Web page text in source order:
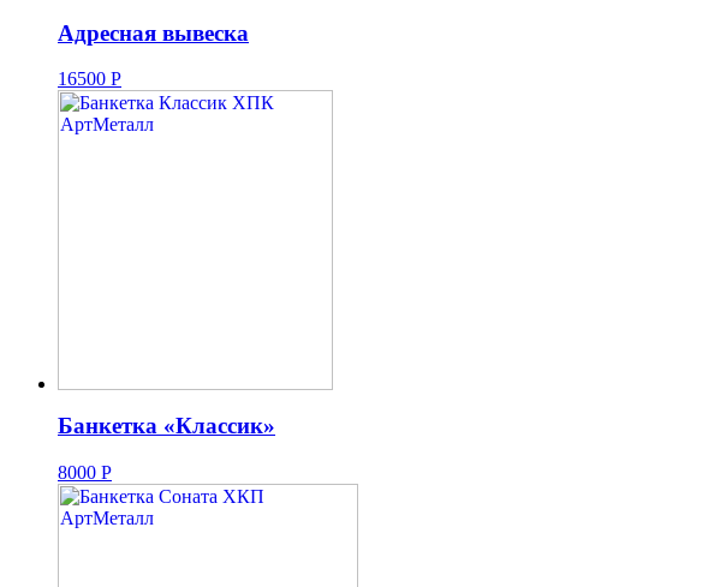
Адресная вывеска
16500 Р
Банкетка «Классик»
8000 Р